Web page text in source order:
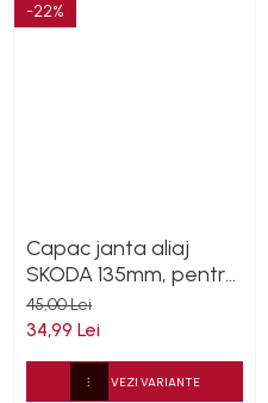
-22%
Capac janta aliaj
SKODA 135mm, pentru
janta Audi 4F0601165N
45,00 Lei
34,99 Lei
VEZI VARIANTE